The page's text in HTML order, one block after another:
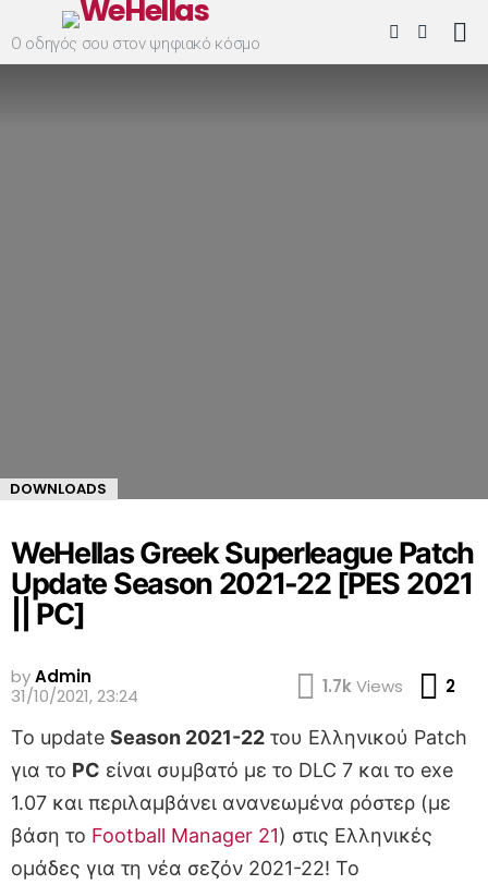
Ο οδηγός σου στον ψηφιακό κόσμο
SEARCHSWITCH
DOWNLOADS
WeHellas Greek Superleague Patch
Update Season 2021-22 [PES 2021
|| PC]
byAdmin
31/10/2021, 23:24
1.7kViews 2
To update Season 2021-22 του Ελληνικού Patch
για το PC είναι συμβατό με το DLC 7 και το exe
1.07 και περιλαμβάνει ανανεωμένα ρόστερ (με
βάση το Football Manager 21) στις Ελληνικές
ομάδες για τη νέα σεζόν 2021-22! To